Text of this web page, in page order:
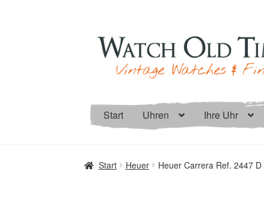
Navigation
springen
Inhalt
springen
Start Uhren Ihre Uhr
Start Heuer Heuer Carrera Ref. 2447